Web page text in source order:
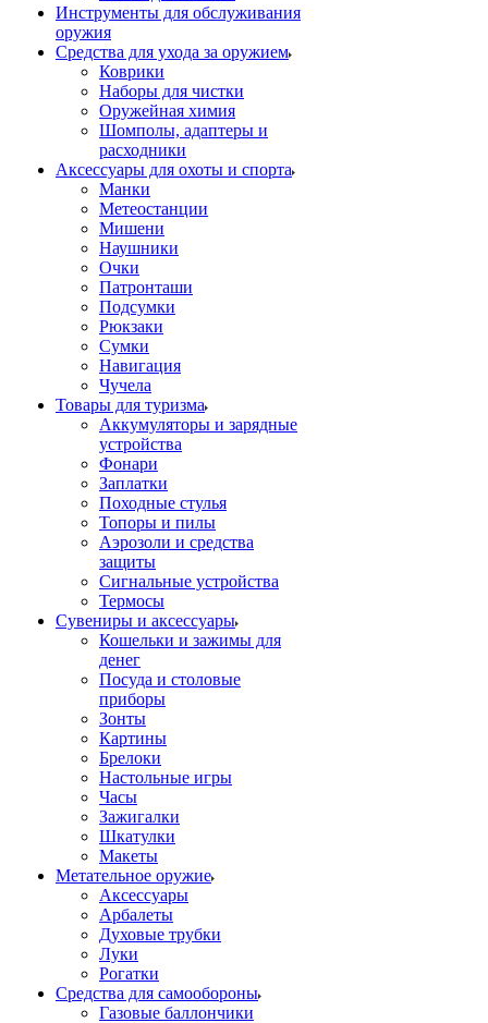
Инструменты для обслуживания
оружия
Средства для ухода за оружием
Коврики
Наборы для чистки
Оружейная химия
Шомполы, адаптеры и
расходники
Аксессуары для охоты и спорта
Манки
Метеостанции
Мишени
Наушники
Очки
Патронташи
Подсумки
Рюкзаки
Сумки
Навигация
Чучела
Товары для туризма
Аккумуляторы и зарядные
устройства
Фонари
Заплатки
Походные стулья
Топоры и пилы
Аэрозоли и средства
защиты
Сигнальные устройства
Термосы
Сувениры и аксессуары
Кошельки и зажимы для
денег
Посуда и столовые
приборы
Зонты
Картины
Брелоки
Настольные игры
Часы
Зажигалки
Шкатулки
Макеты
Метательное оружие
Аксессуары
Арбалеты
Духовые трубки
Луки
Рогатки
Средства для самообороны
Газовые баллончики